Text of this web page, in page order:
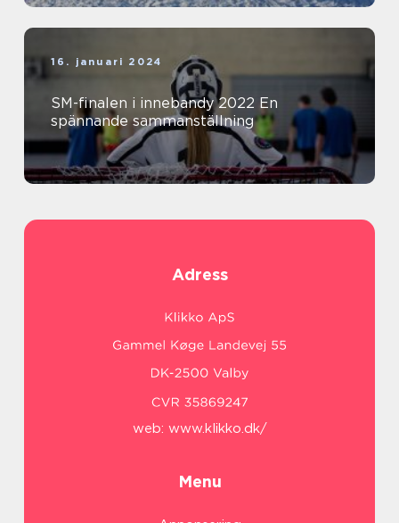
16. januari 2024
SM-finalen i innebandy 2022 En
spännande sammanställning
Adress
web: www.klikko.dk/
Menu